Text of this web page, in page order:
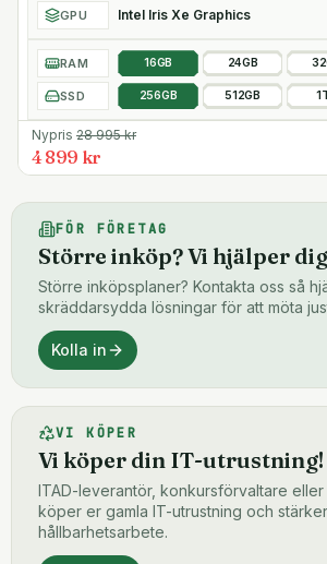
GPU Intel Iris Xe Graphics
RAM 16GB 24GB
SSD 256GB 512GB
Nypris 28 995kr
4 899 kr
FÖR FÖRETAG
Större inköp? Vi hjälper
Större inköpsplaner? Kontakta oss så
skräddarsydda lösningar för att möta
Kolla in
VI KÖPER
Vi köper din IT-utrustning!
ITAD-leverantör, konkursförvaltare eller
köper er gamla IT-utrustning och
hållbarhetsarbete.